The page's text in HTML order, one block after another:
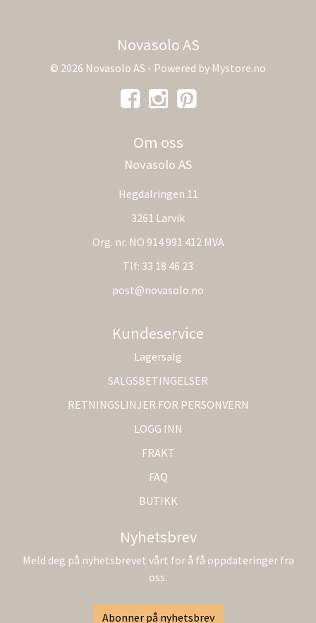
Novasolo AS
© 2026 Novasolo AS - Powered by Mystore.no
Om oss
Novasolo AS
Hegdalringen 11
3261 Larvik
Org. nr. NO 914 991 412 MVA
Tlf: 33 18 46 23
post@novasolo.no
Kundeservice
Lagersalg
SALGSBETINGELSER
RETNINGSLINJER FOR PERSONVERN
LOGG INN
FRAKT
FAQ
BUTIKK
Nyhetsbrev
Meld deg på nyhetsbrevet vårt for å få oppdateringer fra
oss.
Abonner på nyhetsbrev